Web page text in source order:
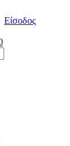
Είσοδος